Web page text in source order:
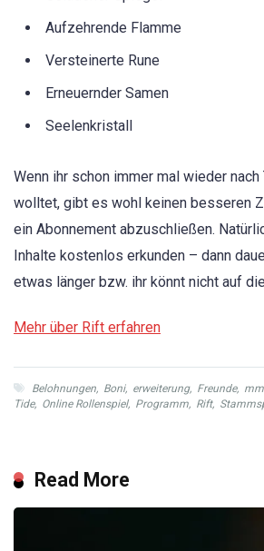
Aufzehrende Flamme
Versteinerte Rune
Erneuernder Samen
Seelenkristall
Wenn ihr schon immer mal wieder
wolltet, gibt es wohl keinen besseren
ein Abonnement abzuschließen.
Inhalte kostenlos erkunden – dann
etwas länger bzw. ihr könnt nicht auf
Mehr über Rift erfahren
Belohnungen, Boni, erweiterung, Freunde,
Tide, Online Rollenspiel, Programm, Rift,
Read More